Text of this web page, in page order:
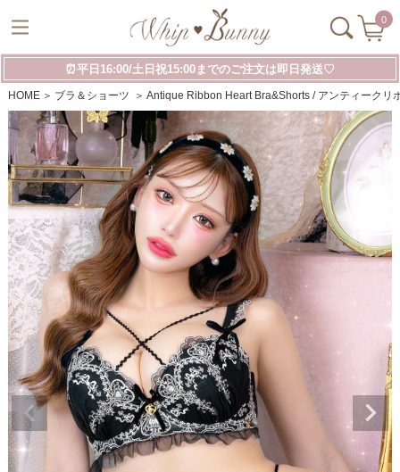
0
⏰平日16:00/土日祝15:00までのご注文は即日発送♡
HOME ブラ＆ショーツ Antique Ribbon Heart Bra&Shorts / アンティークリ